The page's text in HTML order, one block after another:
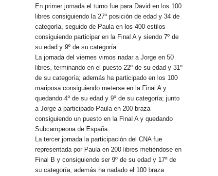
En primer jornada el turno fue para David en los 100
libres consiguiendo la 27º posición de edad y 34 de
categoría, seguido de Paula en los 400 estilos
consiguiendo participar en la Final A y siendo 7º de
su edad y 9º de su categoría.
La jornada del viernes vimos nadar a Jorge en 50
libres, terminando en el puesto 22º de su edad y 31º
de su categoría; además ha participado en los 100
mariposa consiguiendo meterse en la Final A y
quedando 4º de su edad y 9º de su categoría; junto
a Jorge a participado Paula en 200 braza
consiguiendo un puesto en la Final A y quedando
Subcampeona de España.
La tercer jornada la participación del CNA fue
representada por Paula en 200 libres metiéndose en
Final B y consiguiendo ser 9º de su edad y 17º de
su categoría, además ha nadado el 100 braza